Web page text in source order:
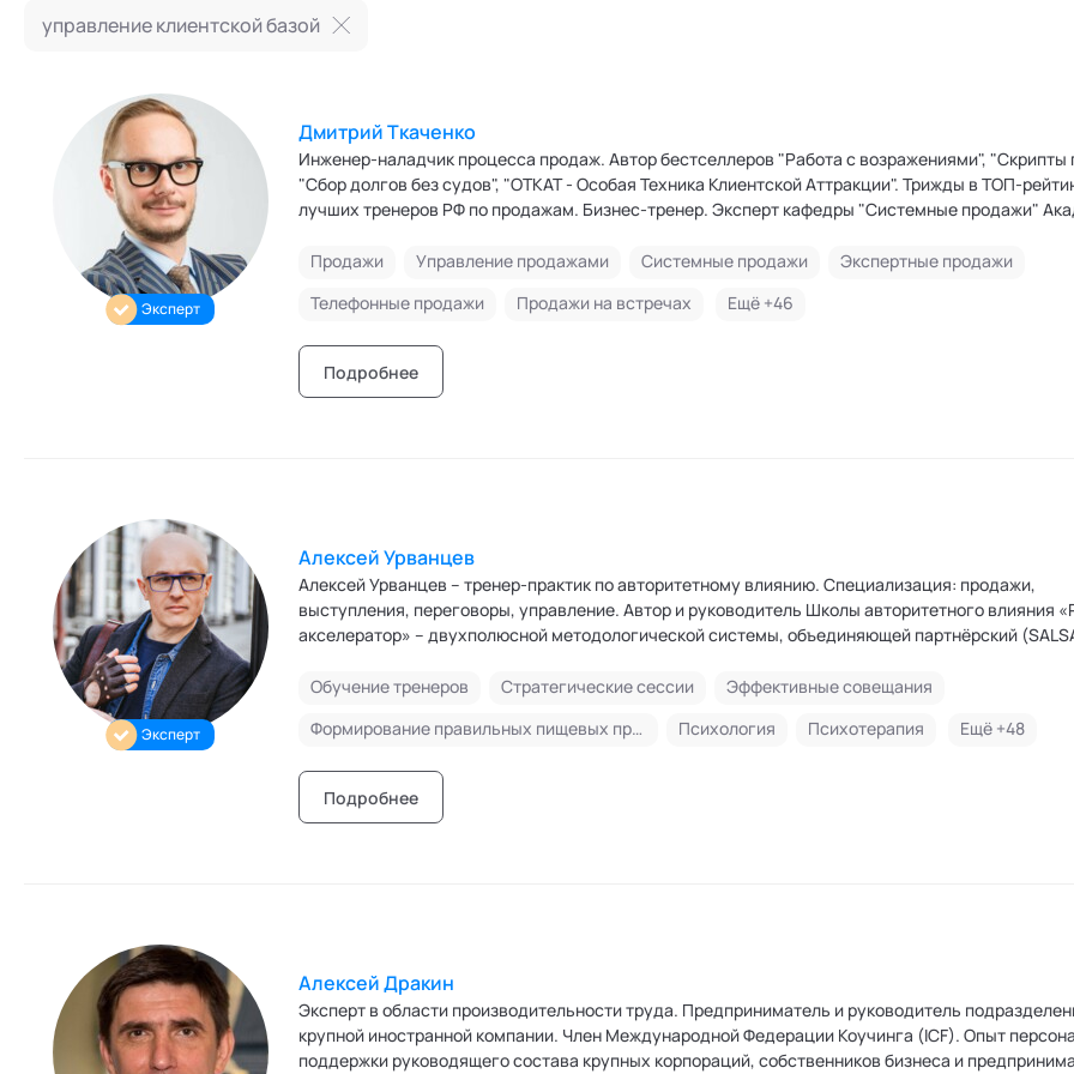
управление клиентской базой
Эксперт
Дмитрий Ткаченко
Инженер-наладчик процесса продаж. Автор бестселлеров "Работа с возражениями", "Скрипты
"Сбор долгов без судов", "ОТКАТ - Особая Техника Клиентской Аттракции". Трижды в ТОП-
лучших тренеров РФ по продажам. Бизнес-тренер. Эксперт кафедры "Системные продажи"
Продажи
Управление продажами Системные продажи
Экспертные продажи
Телефонные продажи
Продажи на встречах Ещё +46
Подробнее
Эксперт
Алексей Урванцев
Алексей Урванцев – тренер-практик по авторитетному влиянию. Специализация: продажи,
выступления, переговоры, управление. Автор и руководитель Школы авторитетного влияния «Речевой
акселератор» – двухполюсной методологической системы, объединяющей партнёрский
переговоры, управление. Среди методик – SALSA Selling («Сальса продаж»), SAMBO Negotiation
бережного внедрения изменений Reforging («Переплавка»). На YouTube-канале "Речевой
Обучение тренеров Стратегические сессии
Эффективные совещания
Формирование правильных пищевых привычек
Психология Психотерапия Ещё +48
Подробнее
Алексей Дракин
Эксперт в области производительности труда. Предприниматель и руководитель
крупной иностранной компании. Член Международной Федерации Коучинга (ICF). Опыт персональной
поддержки руководящего состава крупных корпораций, собственников бизнеса и